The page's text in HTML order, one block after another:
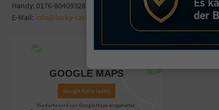
Handy: 0176-80409328
E-Mail: info@lucky-car24.de
GOOGLE MAPS
Google Karte laden
Die Karte wird von Google Maps eingebettet.